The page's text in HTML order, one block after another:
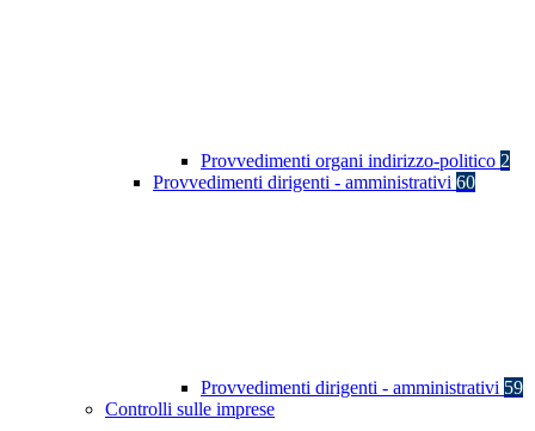
Provvedimenti organi indirizzo-politico 2
Provvedimenti dirigenti - amministrativi 60
Provvedimenti dirigenti - amministrativi 59
Controlli sulle imprese